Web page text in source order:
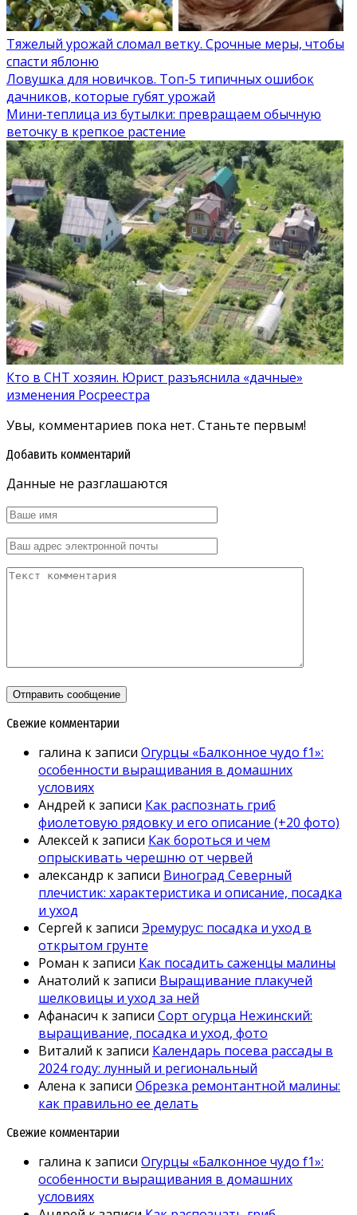
Тяжелый урожай сломал ветку. Срочные меры, чтобы
спасти яблоню
Ловушка для новичков. Топ-5 типичных ошибок
дачников, которые губят урожай
Мини‑теплица из бутылки: превращаем обычную
веточку в крепкое растение
Кто в СНТ хозяин. Юрист разъяснила «дачные»
изменения Росреестра
Увы, комментариев пока нет. Станьте первым!
Добавить комментарий
Данные не разглашаются
Свежие комментарии
галина к записи Огурцы «Балконное чудо f1»:
особенности выращивания в домашних
условиях
Андрей к записи Как распознать гриб
фиолетовую рядовку и его описание (+20 фото)
Алексей к записи Как бороться и чем
опрыскивать черешню от червей
александр к записи Виноград Северный
плечистик: характеристика и описание, посадка
и уход
Сергей к записи Эремурус: посадка и уход в
открытом грунте
Роман к записи Как посадить саженцы малины
Анатолий к записи Выращивание плакучей
шелковицы и уход за ней
Афанасич к записи Сорт огурца Нежинский:
выращивание, посадка и уход, фото
Виталий к записи Календарь посева рассады в
2024 году: лунный и региональный
Алена к записи Обрезка ремонтантной малины:
как правильно ее делать
Свежие комментарии
галина к записи Огурцы «Балконное чудо f1»:
особенности выращивания в домашних
условиях